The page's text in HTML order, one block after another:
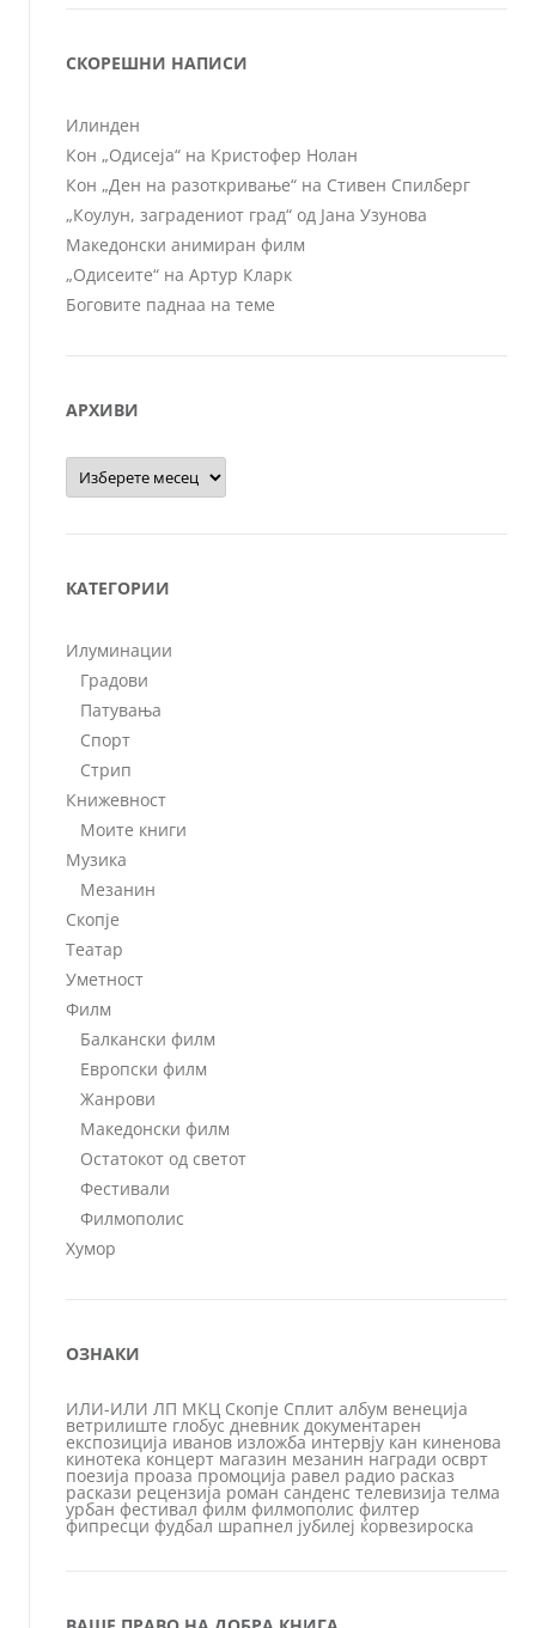
СКОРЕШНИ НАПИСИ
Илинден
Кон „Одисеја“ на Кристофер Нолан
Кон „Ден на разоткривање“ на Стивен Спилберг
„Коулун, заградениот град“ од Јана Узунова
Македонски анимиран филм
„Одисеите“ на Артур Кларк
Боговите паднаа на теме
АРХИВИ
Архиви
КАТЕГОРИИ
Илуминации
Градови
Патувања
Спорт
Стрип
Книжевност
Моите книги
Музика
Мезанин
Скопје
Театар
Уметност
Филм
Балкански филм
Европски филм
Жанрови
Македонски филм
Остатокот од светот
Фестивали
Филмополис
Хумор
ОЗНАКИ
ИЛИ-ИЛИ ЛП МКЦ Скопје Сплит албум венеција
ветрилиште глобус дневник документарен
експозиција иванов изложба интервју кан киненова
кинотека концерт магазин мезанин награди осврт
поезија проаза промоција равел радио расказ
раскази рецензија роман санденс телевизија телма
урбан фестивал филм филмополис филтер
фипресци фудбал шрапнел јубилеј ќорвезироска